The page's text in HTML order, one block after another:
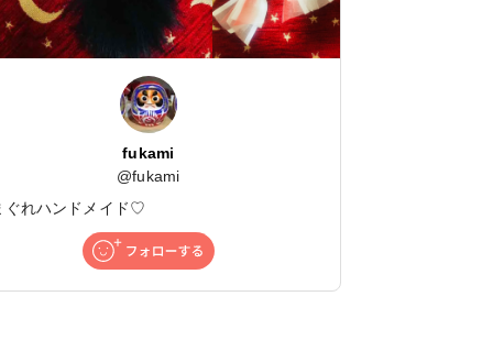
fukami
@fukami
ぐれハンドメイド♡